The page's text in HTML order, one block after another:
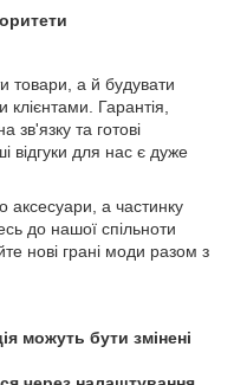
товари, а й будувати
клієнтами. Гарантія,
зв'язку та готові
відгуки для нас є дуже
аксесуари, а частинку
до нашої спільноти
нові грані моди разом з
можуть бути змінені